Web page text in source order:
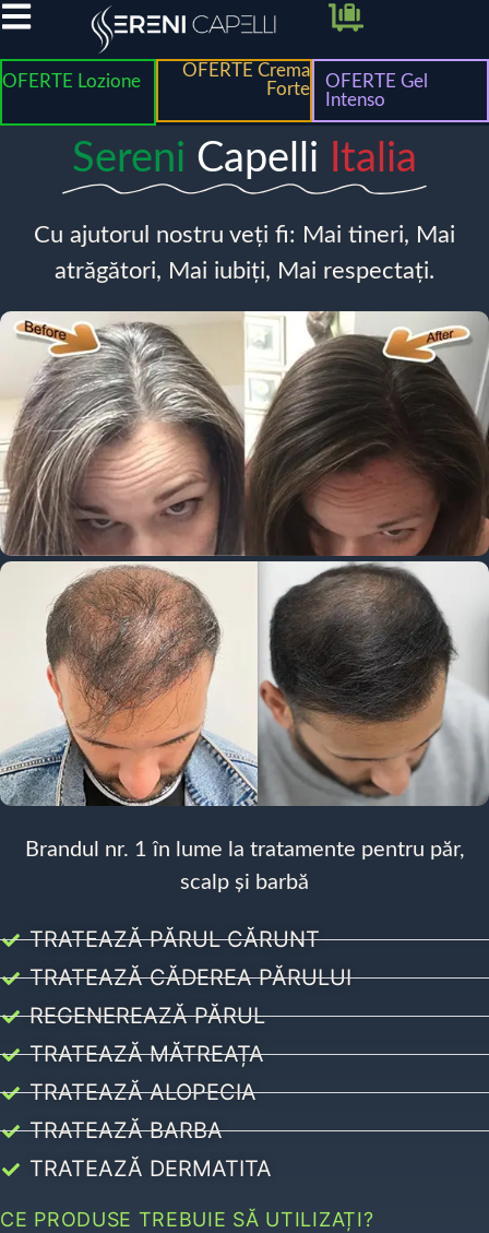
OFERTE Lozione
OFERTE Crema
Forte
OFERTE Gel
Intenso
Sereni Capelli Italia
Cu ajutorul nostru veți fi: Mai tineri, Mai
atrăgători, Mai iubiți, Mai respectați.
Brandul nr. 1 în lume la tratamente pentru păr,
scalp și barbă
TRATEAZĂ PĂRUL CĂRUNT
TRATEAZĂ CĂDEREA PĂRULUI
REGENEREAZĂ PĂRUL
TRATEAZĂ MĂTREAȚA
TRATEAZĂ ALOPECIA
TRATEAZĂ BARBA
TRATEAZĂ DERMATITA
CE PRODUSE TREBUIE SĂ UTILIZAȚI?